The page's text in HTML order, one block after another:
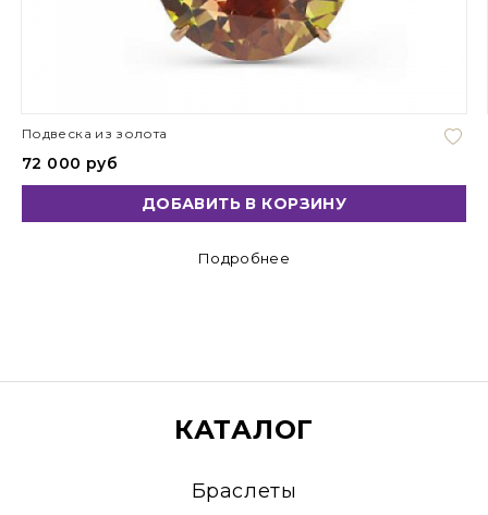
Подвеска из золота
72 000 руб
ДОБАВИТЬ В КОРЗИНУ
Подробнее
КАТАЛОГ
Браслеты